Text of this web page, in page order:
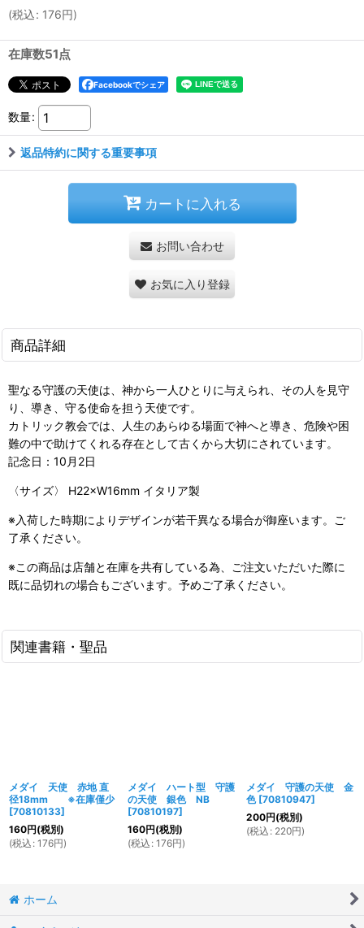
(税込: 176円)
在庫数51点
Facebookでシェア
数量:
返品特約に関する重要事項
カートに入れる
お問い合わせ
お気に入り登録
商品詳細
聖なる守護の天使は、神から一人ひとりに与えられ、その人を見守
り、導き、守る使命を担う天使です。
カトリック教会では、人生のあらゆる場面で神へと導き、危険や困
難の中で助けてくれる存在として古くから大切にされています。
記念日：10月2日
〈サイズ〉 H22×W16mm イタリア製
※入荷した時期によりデザインが若干異なる場合が御座います。ご
了承ください。
※この商品は店舗と在庫を共有している為、ご注文いただいた際に
既に品切れの場合もございます。予めご了承ください。
関連書籍・聖品
メダイ 天使 赤地 直
径18mm ※在庫僅少
[70810133]
160円(税別)
(税込 : 176円)
メダイ ハート型 守護
の天使 銀色 NB
[70810197]
160円(税別)
(税込 : 176円)
メダイ 守護の天使 金
色 [70810947]
200円(税別)
(税込 : 220円)
ホーム